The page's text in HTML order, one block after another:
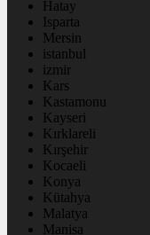
Hatay
Isparta
Mersin
istanbul
izmir
Kars
Kastamonu
Kayseri
Kırklareli
Kırşehir
Kocaeli
Konya
Kütahya
Malatya
Manisa